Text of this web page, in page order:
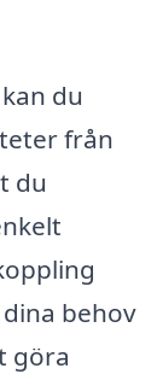
du
från
du
behov
göra